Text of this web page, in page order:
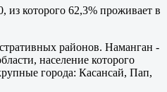
из которого 62,3% проживает в
районов. Наманган -
население которого
города: Касансай, Пап,